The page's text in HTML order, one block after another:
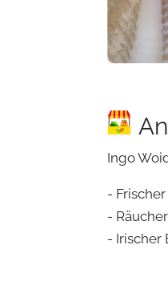
Ingo
-
-
- Irischer